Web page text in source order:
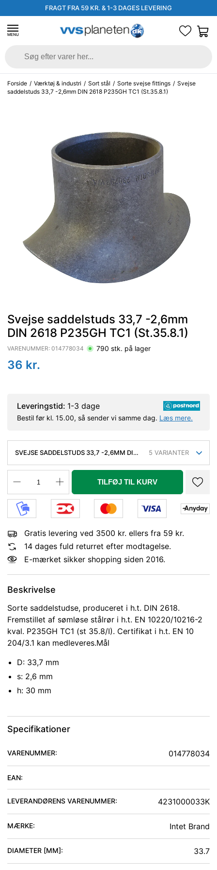
FRAGT FRA 59 KR. & 1-3 DAGES LEVERING
MENU
Forside / Værktøj & industri / Sort stål / Sorte svejse fittings / Svejse
saddelstuds 33,7 -2,6mm DIN 2618 P235GH TC1 (St.35.8.1)
Svejse saddelstuds 33,7 -2,6mm
DIN 2618 P235GH TC1 (St.35.8.1)
VARENUMMER: 014778034 790 stk. på lager
36 kr.
Leveringstid: 1-3 dage
Bestil før kl. 15.00, så sender vi samme dag. Læs mere.
SVEJSE SADDELSTUDS 33,7 -2,6MM DIN
5 VARIANTER
TILFØJ TIL KURV
Gratis levering ved 3500 kr. ellers fra 59 kr.
14 dages fuld returret efter modtagelse.
E-mærket sikker shopping siden 2016.
Beskrivelse
Sorte saddelstudse, produceret i h.t. DIN 2618.
Fremstillet af sømløse stålrør i h.t. EN 10220/10216-2
kval. P235GH TC1 (st 35.8/I). Certifikat i h.t. EN 10
204/3.1 kan medleveres.Mål
D: 33,7 mm
s: 2,6 mm
h: 30 mm
Specifikationer
VARENUMMER: 014778034
EAN:
LEVERANDØRENS VARENUMMER: 4231000033K
MÆRKE: Intet Brand
DIAMETER [MM]: 33.7